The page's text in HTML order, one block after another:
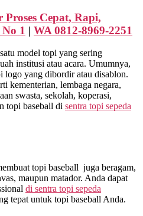
Proses Cepat, Rapi,
1 | WA 0812-8969-2251
model topi yang sering
institusi atau acara. Umumnya,
logo yang dibordir atau disablon.
kementerian, lembaga negara,
swasta, sekolah, koperasi,
topi baseball di sentra topi sepeda
topi baseball juga beragam,
maupun matador. Anda dapat
di sentra topi sepeda
tepat untuk topi baseball Anda.